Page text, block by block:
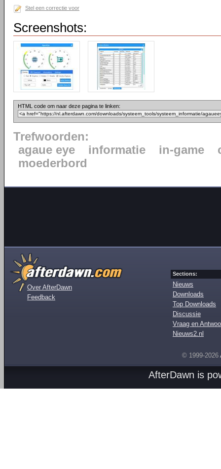
Stel een correctie voor
Screenshots:
HTML code om naar deze pagina te linken:
Trefwoorden:
agaue eye
informatie in-game
moederbord
Over AfterDawn
Feedback
Sections:
Nieuws
Downloads
Top Downloads
Discussie
Vraag en
Nieuws2.nl
© 1999-2026
AfterDawn is